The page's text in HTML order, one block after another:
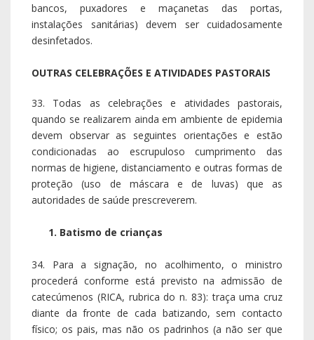
bancos, puxadores e maçanetas das portas,
instalações sanitárias) devem ser cuidadosamente
desinfetados.
OUTRAS CELEBRAÇÕES E ATIVIDADES PASTORAIS
33. Todas as celebrações e atividades pastorais,
quando se realizarem ainda em ambiente de epidemia
devem observar as seguintes orientações e estão
condicionadas ao escrupuloso cumprimento das
normas de higiene, distanciamento e outras formas de
proteção (uso de máscara e de luvas) que as
autoridades de saúde prescreverem.
1. Batismo de crianças
34. Para a signação, no acolhimento, o ministro
procederá conforme está previsto na admissão de
catecúmenos (RICA, rubrica do n. 83): traça uma cruz
diante da fronte de cada batizando, sem contacto
físico; os pais, mas não os padrinhos (a não ser que